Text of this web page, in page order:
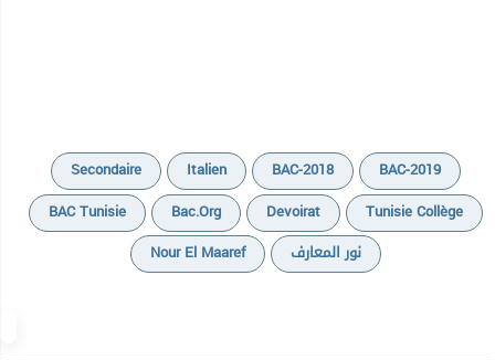
Secondaire Italien BAC-2018
BAC-2019
BAC Tunisie
Bac.org Devoirat
Tunisie Collège
Nour El Maaref
نور المعارف